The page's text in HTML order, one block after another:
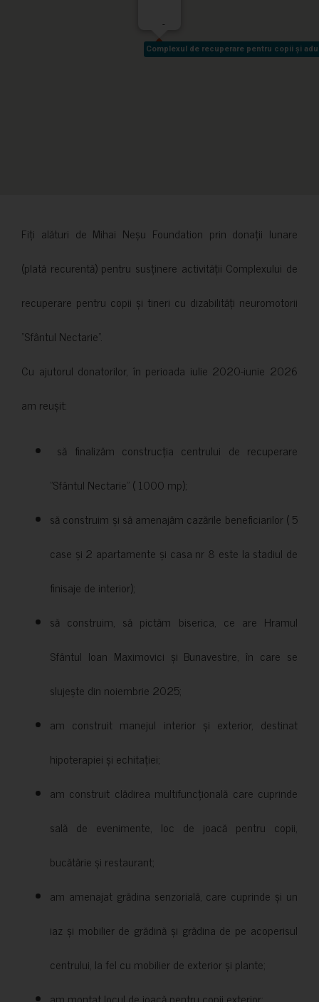
Complexul de recuperare pentru copii și
Complexul de recuperare pentru copii și
-
Fiți alături de Mihai Neșu Foundation prin donații lunare
(plată recurentă) pentru susținere activității Complexului de
recuperare pentru copii și tineri cu dizabilități neuromotorii
”Sfântul Nectarie”.
Cu ajutorul donatorilor, în perioada iulie 2020-iunie 2026
am reușit:
să finalizăm construcția centrului de recuperare
”Sfântul Nectarie” ( 1000 mp);
să construim și să amenajăm cazările beneficiarilor ( 5
case și 2 apartamente și casa nr 8 este la stadiul de
finisaje de interior);
să construim, să pictăm biserica, ce are Hramul
Sfântul Ioan Maximovici și Bunavestire, în care se
slujește din noiembrie 2025;
am construit manejul interior și exterior, destinat
hipoterapiei și echitației;
am construit clădirea multifuncțională care cuprinde
sală de evenimente, loc de joacă pentru copii,
bucătărie și restaurant;
am amenajat grădina senzorială, care cuprinde și un
iaz și mobilier de grădină și grădina de pe acoperisul
centrului, la fel cu mobilier de exterior și plante;